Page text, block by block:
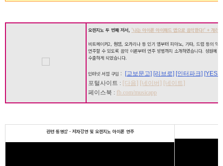
오렌지노 두 번째 저서, '나는 아이폰 아이패드 앱으로 음악한다!' + 개러
비트메이커2, 썸잼, 오카리나 등 인기 앱부터 피아노, 기타, 드럼 등의 악
연주할 수 있도록 음악 이론부터 연주 방법까지 소개하였습니다. 성원에
수출하게 되었습니다.
인터넷 서점 구입 : [교보문고] [리브로] [인터파크]
포털사이트 : [다음] [네이버] [네이트]
페이스북 : fb.com/musicapp
관련 동영상 - 저자강연 및 오렌지노 아이폰 연주